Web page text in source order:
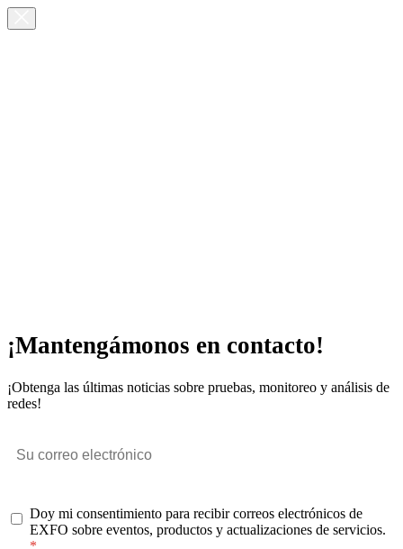
¡Mantengámonos en contacto!
¡Obtenga las últimas noticias sobre pruebas, monitoreo y análisis de
redes!
Doy mi consentimiento para recibir correos electrónicos de
EXFO sobre eventos, productos y actualizaciones de servicios.